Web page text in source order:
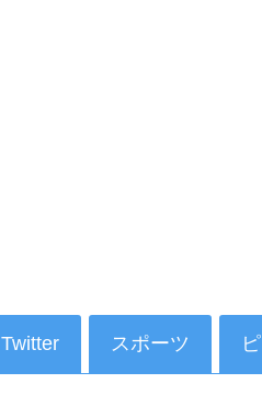
Twitter スポーツ